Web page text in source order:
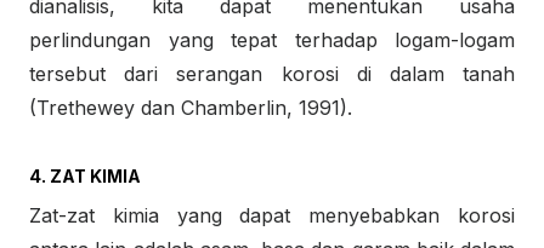
dianalisis, kita dapat menentukan usaha
perlindungan yang tepat terhadap logam-logam
tersebut dari serangan korosi di dalam tanah
(Trethewey dan Chamberlin, 1991).
4. ZAT KIMIA
Zat-zat kimia yang dapat menyebabkan korosi